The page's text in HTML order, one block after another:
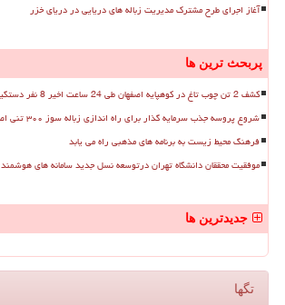
آغاز اجرای طرح مشترک مدیریت زباله های دریایی در دریای خزر
پربحث ترین ها
کشف 2 تن چوب تاغ در کوهپایه اصفهان طی 24 ساعت اخیر 8 نفر دستگیر شدند
شروع پروسه جذب سرمایه گذار برای راه اندازی زباله سوز ۳۰۰ تنی اصفهان
فرهنگ محیط زیست به برنامه های مذهبی راه می یابد
موفقیت محققان دانشگاه تهران درتوسعه نسل جدید سامانه های هوشمند
جدیدترین ها
تگها